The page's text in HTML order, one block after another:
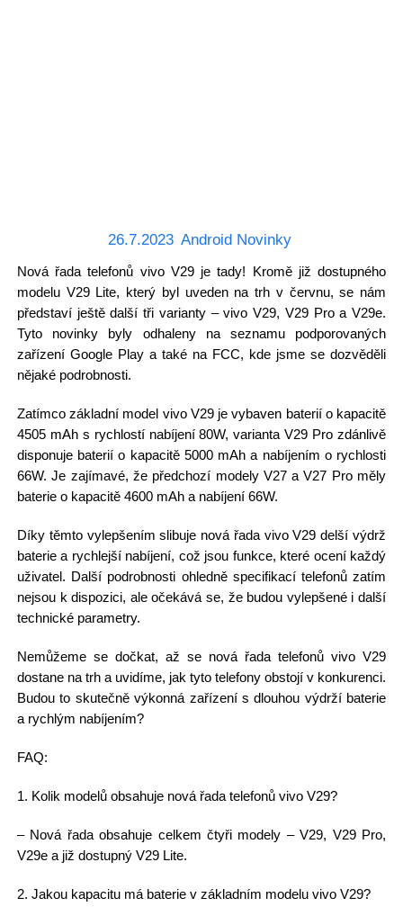
26.7.2023 Android Novinky
Nová řada telefonů vivo V29 je tady! Kromě již dostupného
modelu V29 Lite, který byl uveden na trh v červnu, se nám
představí ještě další tři varianty – vivo V29, V29 Pro a V29e.
Tyto novinky byly odhaleny na seznamu podporovaných
zařízení Google Play a také na FCC, kde jsme se dozvěděli
nějaké podrobnosti.
Zatímco základní model vivo V29 je vybaven baterií o kapacitě
4505 mAh s rychlostí nabíjení 80W, varianta V29 Pro zdánlivě
disponuje baterií o kapacitě 5000 mAh a nabíjením o rychlosti
66W. Je zajímavé, že předchozí modely V27 a V27 Pro měly
baterie o kapacitě 4600 mAh a nabíjení 66W.
Díky těmto vylepšením slibuje nová řada vivo V29 delší výdrž
baterie a rychlejší nabíjení, což jsou funkce, které ocení každý
uživatel. Další podrobnosti ohledně specifikací telefonů zatím
nejsou k dispozici, ale očekává se, že budou vylepšené i další
technické parametry.
Nemůžeme se dočkat, až se nová řada telefonů vivo V29
dostane na trh a uvidíme, jak tyto telefony obstojí v konkurenci.
Budou to skutečně výkonná zařízení s dlouhou výdrží baterie
a rychlým nabíjením?
FAQ:
1. Kolik modelů obsahuje nová řada telefonů vivo V29?
– Nová řada obsahuje celkem čtyři modely – V29, V29 Pro,
V29e a již dostupný V29 Lite.
2. Jakou kapacitu má baterie v základním modelu vivo V29?